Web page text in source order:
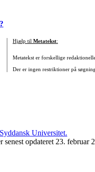
?
Hjælp til Metatekst:
Metatekst er forskellige
Der er ingen restriktioner på
senest opdateret 23. februar